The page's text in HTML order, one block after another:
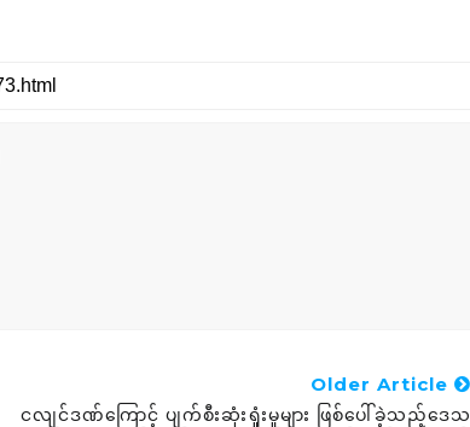
Older Article
ငလျင်ဒဏ်ကြောင့် ပျက်စီးဆုံးရှုံးမှုများ ဖြစ်ပေါ်ခဲ့သည့်ဒေသ